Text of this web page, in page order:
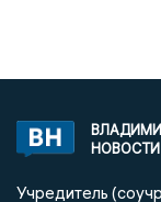
НОВОСТИ
Учредитель